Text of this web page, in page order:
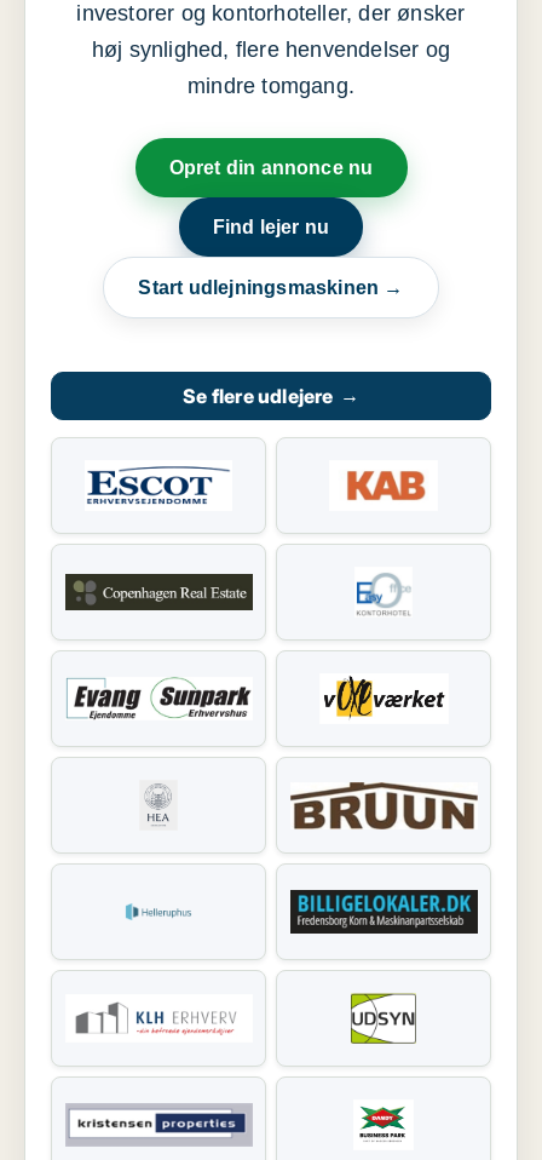
investorer og kontorhoteller, der ønsker
høj synlighed, flere henvendelser og
mindre tomgang.
Opret din annonce nu
Find lejer nu
Start udlejningsmaskinen →
Se flere udlejere →